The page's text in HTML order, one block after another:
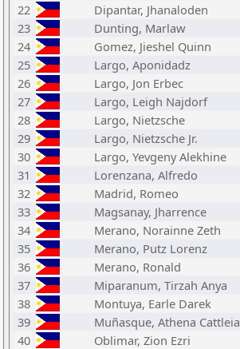
22
Dipantar, Jhanaloden
23
Dunting, Marlaw
24
Gomez, Jieshel Quinn
25
Largo, Aponidadz
26
Largo, Jon Erbec
27
Largo, Leigh Najdorf
28
Largo, Nietzsche
29
Largo, Nietzsche Jr.
30
Largo, Yevgeny Alekhine
31
Lorenzana, Alfredo
32
Madrid, Romeo
33
Magsanay, Jharrence
34
Merano, Norainne Zeth
35
Merano, Putz Lorenz
36
Merano, Ronald
37
Miparanum, Tirzah Anya
38
Montuya, Earle Darek
39
Muñasque, Athena Cattleia
40
Oblimar, Zion Ezri